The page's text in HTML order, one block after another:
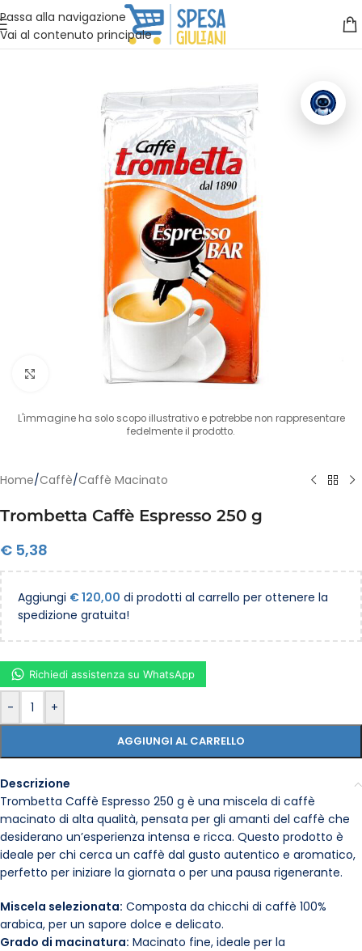
Passa alla navigazione
Vai al contenuto principale
Vuoi assistenza?Clicca qui e ti richiamiamo noi
Clicca per ingrandire
L'immagine ha solo scopo illustrativo e potrebbe non rappresentare
fedelmente il prodotto.
Home/Caffè/Caffè Macinato
Trombetta Caffè Espresso 250 g
€ 5,38
Aggiungi €120,00 di prodotti al carrello per ottenere la
spedizione gratuita!
- +
AGGIUNGI AL CARRELLO
Richiedi assistenza su WhatsApp
Descrizione
Trombetta Caffè Espresso 250 g è una miscela di caffè
macinato di alta qualità, pensata per gli amanti del caffè che
desiderano un’esperienza intensa e ricca. Questo prodotto è
ideale per chi cerca un caffè dal gusto autentico e aromatico,
perfetto per iniziare la giornata o per una pausa rigenerante.
Miscela selezionata: Composta da chicchi di caffè 100%
arabica, per un sapore dolce e delicato.
Grado di macinatura: Macinato fine, ideale per la